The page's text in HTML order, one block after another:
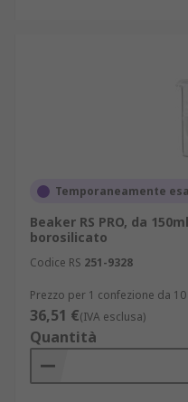
Temporaneamente
Beaker RS PRO, da
borosilicato
Codice RS 251-9328
Prezzo per 1 confezione da
36,51 €(IVA esclusa)
Quantità